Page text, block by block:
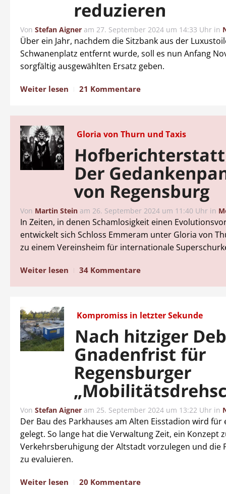
reduzieren
Von Stefan Aigner am 27. September 2024 um 14:33 Uhr in
Über ein Jahr, nachdem die Sitzbank aus der
Schwanenplatz entfernt wurde, soll es nun Anfang
sorgfältig ausgewählten Ersatz geben.
Weiter lesen 21 Kommentare
Gloria von Thurn und Taxis
Der
von Regensburg
Von Martin Stein am 26. September 2024 um 11:40 Uhr in
In Zeiten, in denen Schamlosigkeit einen
entwickelt sich Schloss Emmeram unter Gloria von
zu einem Vereinsheim für internationale
Weiter lesen 34 Kommentare
Kompromiss in letzter Sekunde
Nach hitziger
Gnadenfrist für
Regensburger
Von Stefan Aigner am 25. September 2024 um 13:22 Uhr in
Der Bau des Parkhauses am Alten Eisstadion wird für
gelegt. So lange hat die Verwaltung Zeit, ein Konzept
Verkehrsberuhigung der Altstadt vorzulegen und die
zu evaluieren.
Weiter lesen 20 Kommentare